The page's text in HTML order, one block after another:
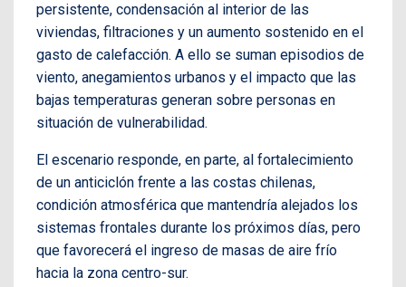
persistente, condensación al interior de las
viviendas, filtraciones y un aumento sostenido en el
gasto de calefacción. A ello se suman episodios de
viento, anegamientos urbanos y el impacto que las
bajas temperaturas generan sobre personas en
situación de vulnerabilidad.
El escenario responde, en parte, al fortalecimiento
de un anticiclón frente a las costas chilenas,
condición atmosférica que mantendría alejados los
sistemas frontales durante los próximos días, pero
que favorecerá el ingreso de masas de aire frío
hacia la zona centro-sur.